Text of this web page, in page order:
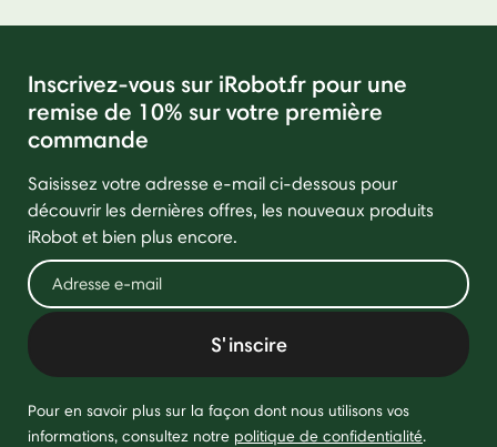
Inscrivez-vous sur iRobot.fr pour une
remise de 10% sur votre première
commande
Saisissez votre adresse e-mail ci-dessous pour
découvrir les dernières offres, les nouveaux produits
iRobot et bien plus encore.
S'inscire
Pour en savoir plus sur la façon dont nous utilisons vos
informations, consultez notre politique de confidentialité.